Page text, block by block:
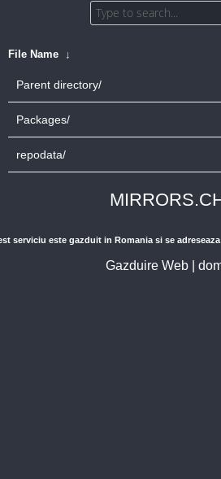
File Name ↓
Parent directory/
Packages/
repodata/
serviciu este gazduit in Romania si se
Gazduire Web|